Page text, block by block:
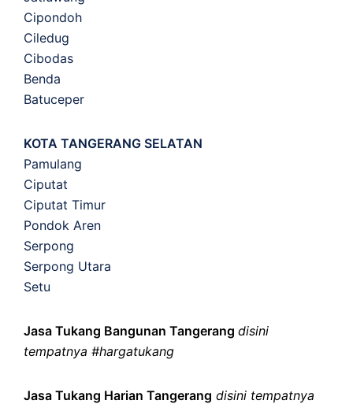
Cipondoh
Ciledug
Cibodas
Benda
Batuceper
KOTA TANGERANG SELATAN
Pamulang
Ciputat
Ciputat Timur
Pondok Aren
Serpong
Serpong Utara
Setu
Jasa Tukang Bangunan Tangerang disini
tempatnya #hargatukang
Jasa Tukang Harian Tangerang disini tempatnya